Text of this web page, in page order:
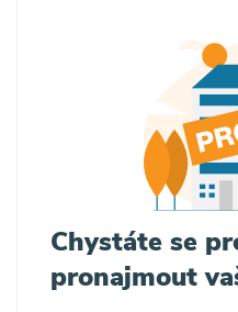
Chystáte se
pronajmout